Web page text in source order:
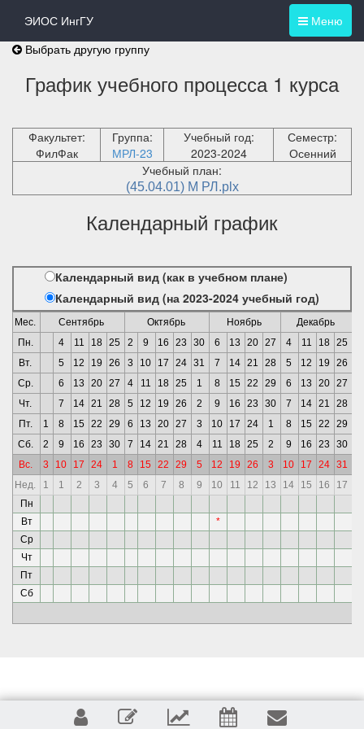
Меню
ЭИОС ИнгГУ
Выбрать другую группу
График учебного процесса 1 курса
Факультет:
ФилФак
Группа:
МРЛ-23
Учебный год:
2023-2024
Семестр:
Осенний
Учебный план:
(45.04.01) М РЛ.plx
Календарный график
Календарный вид (как в учебном плане)
Календарный вид (на 2023-2024 учебный год)
Мес. Сентябрь Октябрь Ноябрь
Декабрь
Пн.
4 11 18 25 2 9 16 23 30 6 13 20 27 4 11 18 25
Вт.
5 12 19 26 3 10 17 24 31 7 14 21 28 5 12 19 26
Ср.
6 13 20 27 4 11 18 25 1 8 15 22 29 6 13 20 27
Чт.
7 14 21 28 5 12 19 26 2 9 16 23 30 7 14 21 28
Пт.
1 8 15 22 29 6 13 20 27 3 10 17 24 1 8 15 22 29
Сб.
2 9 16 23 30 7 14 21 28 4 11 18 25 2 9 16 23 30
Вс.
3 10 17 24 1 8 15 22 29 5 12 19 26 3 10 17 24 31
Нед.
1 1 2 3 4 5 6 7 8 9 10 11 12 13 14 15 16 17
Пн
Вт
*
Ср
Чт
Пт
Сб